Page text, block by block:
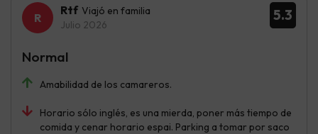
5.3
Rtf Viajó en familia
Julio 2026
Amabilidad de los camareros.
Horario sólo inglés, es una mierda, poner más tiempo de
comida y cenar horario espai. Parking a tomar por saco
Normal